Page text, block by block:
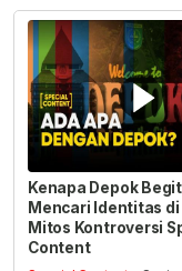
Kenapa Depok
Mencari Identitas di
Mitos Kontroversi
Content